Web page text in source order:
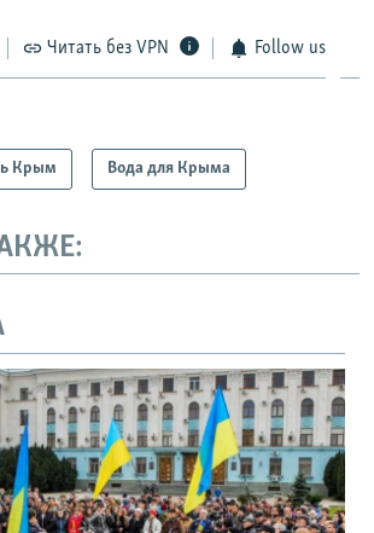
Читать без VPN Follow us
Крым Вода для Крыма